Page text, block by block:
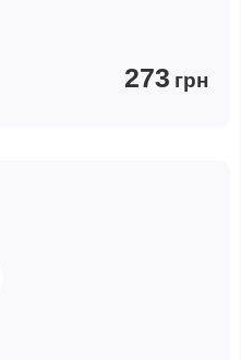
273 грн